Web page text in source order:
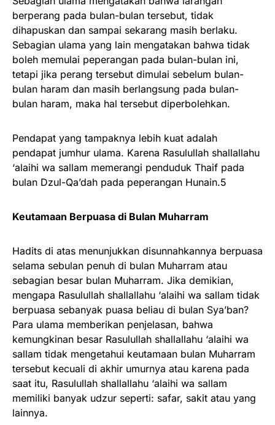
berperang pada bulan-bulan tersebut, tidak
dihapuskan dan sampai sekarang masih berlaku.
Sebagian ulama yang lain mengatakan bahwa tidak
boleh memulai peperangan pada bulan-bulan ini,
tetapi jika perang tersebut dimulai sebelum bulan-
bulan haram dan masih berlangsung pada bulan-
bulan haram, maka hal tersebut diperbolehkan.
Pendapat yang tampaknya lebih kuat adalah
pendapat jumhur ulama. Karena Rasulullah shallallahu
‘alaihi wa sallam memerangi penduduk Thaif pada
bulan Dzul-Qa’dah pada peperangan Hunain.5
Keutamaan Berpuasa di Bulan Muharram
Hadits di atas menunjukkan disunnahkannya berpuasa
selama sebulan penuh di bulan Muharram atau
sebagian besar bulan Muharram. Jika demikian,
mengapa Rasulullah shallallahu ‘alaihi wa sallam tidak
berpuasa sebanyak puasa beliau di bulan Sya’ban?
Para ulama memberikan penjelasan, bahwa
kemungkinan besar Rasulullah shallallahu ‘alaihi wa
sallam tidak mengetahui keutamaan bulan Muharram
tersebut kecuali di akhir umurnya atau karena pada
saat itu, Rasulullah shallallahu ‘alaihi wa sallam
memiliki banyak udzur seperti: safar, sakit atau yang
lainnya.